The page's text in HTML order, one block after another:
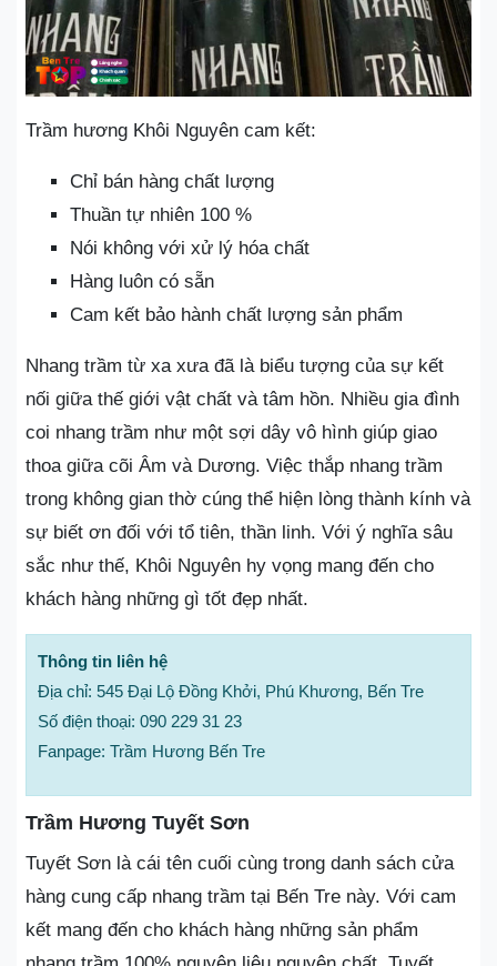
Trầm hương Khôi Nguyên cam kết:
Chỉ bán hàng chất lượng
Thuần tự nhiên 100 %
Nói không với xử lý hóa chất
Hàng luôn có sẵn
Cam kết bảo hành chất lượng sản phẩm
Nhang trầm từ xa xưa đã là biểu tượng của sự kết
nối giữa thế giới vật chất và tâm hồn. Nhiều gia đình
coi nhang trầm như một sợi dây vô hình giúp giao
thoa giữa cõi Âm và Dương. Việc thắp nhang trầm
trong không gian thờ cúng thể hiện lòng thành kính và
sự biết ơn đối với tổ tiên, thần linh. Với ý nghĩa sâu
sắc như thế, Khôi Nguyên hy vọng mang đến cho
khách hàng những gì tốt đẹp nhất.
Thông tin liên hệ
Địa chỉ: 545 Đại Lộ Đồng Khởi, Phú Khương, Bến Tre
Số điện thoại: 090 229 31 23
Fanpage: Trầm Hương Bến Tre
Trầm Hương Tuyết Sơn
Tuyết Sơn là cái tên cuối cùng trong danh sách cửa
hàng cung cấp nhang trầm tại Bến Tre này. Với cam
kết mang đến cho khách hàng những sản phẩm